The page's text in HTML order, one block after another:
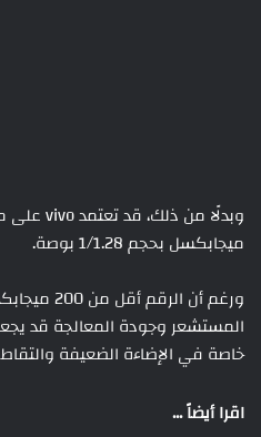
ميجابكسل بحجم 1/1.28 بوصة.
ورغم أن
المستشعر وجودة المعالجة قد
خاصة في الإضاءة الضعيفة
اقرا أيضاً ...